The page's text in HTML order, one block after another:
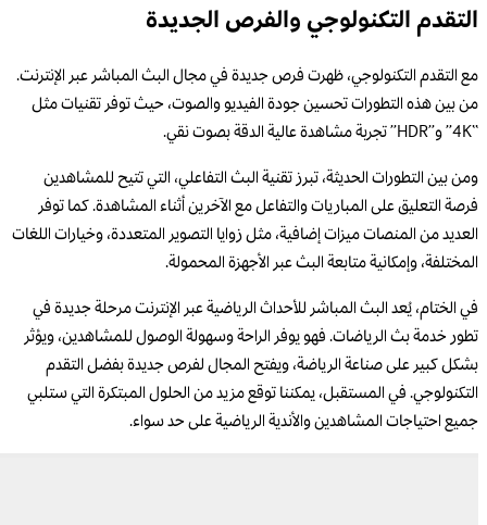
التقدم التكنولوجي والفرص الجديدة
مع التقدم التكنولوجي، ظهرت فرص جديدة في مجال البث المباشر عبر الإنترنت.
من بين هذه التطورات تحسين جودة الفيديو والصوت، حيث توفر تقنيات مثل
“4K” و”HDR” تجربة مشاهدة عالية الدقة بصوت نقي.
ومن بين التطورات الحديثة، تبرز تقنية البث التفاعلي، التي تتيح للمشاهدين
فرصة التعليق على المباريات والتفاعل مع الآخرين أثناء المشاهدة. كما توفر
العديد من المنصات ميزات إضافية، مثل زوايا التصوير المتعددة، وخيارات اللغات
المختلفة، وإمكانية متابعة البث عبر الأجهزة المحمولة.
في الختام، يُعد البث المباشر للأحداث الرياضية عبر الإنترنت مرحلة جديدة في
تطور خدمة بث الرياضات. فهو يوفر الراحة وسهولة الوصول للمشاهدين، ويؤثر
بشكل كبير على صناعة الرياضة، ويفتح المجال لفرص جديدة بفضل التقدم
التكنولوجي. في المستقبل، يمكننا توقع مزيد من الحلول المبتكرة التي ستلبي
جميع احتياجات المشاهدين والأندية الرياضية على حد سواء.